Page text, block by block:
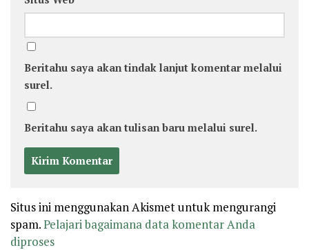
Beritahu saya akan tindak lanjut komentar melalui
surel.
Beritahu saya akan tulisan baru melalui surel.
Situs ini menggunakan Akismet untuk mengurangi
spam.Pelajari bagaimana data komentar Anda
diproses